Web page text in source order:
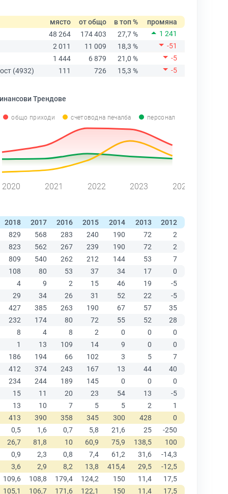
място от общо в топ %
промяна
48 264
174 403 27,7 %
1 241
2 011
11 009 18,3 %
-51
1 444
6 879 21,0 %
-5
(4932)
111 726 15,3 % -5
Трендове
общо приходи счетоводна печалба персонал
2020 2021 2022 2023 2024
2018 2017 2016 2015 2014 2013 2012